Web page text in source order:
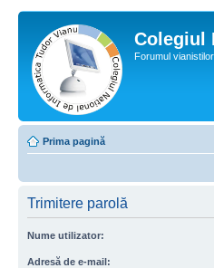
Colegiul
Forumul vianistilor
Prima pagină
Trimitere parolă
Nume utilizator:
Adresă de e-mail: